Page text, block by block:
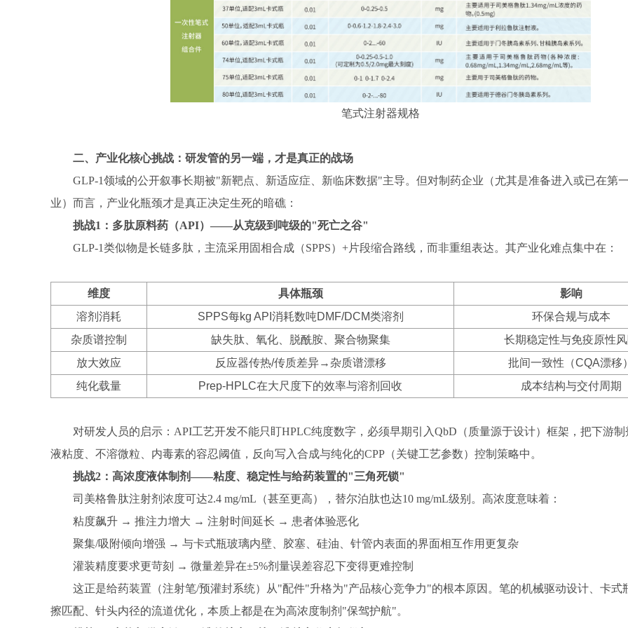
笔式注射器规格
二、产业化核心挑战：研发管的另一端，才是真正的战场
GLP-1领域的公开叙事长期被"新靶点、新适应症、新临床数据"主导。但对制药企业（尤其是准备进入或已在第
业）而言，产业化瓶颈才是真正决定生死的暗礁：
挑战1：多肽原料药（API）——从克级到吨级的"死亡之谷"
GLP-1类似物是长链多肽，主流采用固相合成（SPPS）+片段缩合路线，而非重组表达。其产业化难点集中在：
维度 具体瓶颈
影响
溶剂消耗
SPPS每kg API消耗数吨DMF/DCM类溶剂
环保合规与成本
杂质谱控制
缺失肽、氧化、脱酰胺、聚合物聚集
长期稳定性与免疫原性
放大效应
反应器传热/传质差异→杂质谱漂移
批间一致性（CQA漂移）
纯化载量
Prep-HPLC在大尺度下的效率与溶剂回收 成本结构与交付周期
对研发人员的启示： API工艺开发不能只盯HPLC纯度数字，必须早期引入QbD（质量源于设计）框架，把下游制
液粘度、不溶微粒、内毒素的容忍阈值，反向写入合成与纯化的CPP（关键工艺参数）控制策略中。
挑战2：高浓度液体制剂——粘度、稳定性与给药装置的"三角死锁"
司美格鲁肽注射剂浓度可达2.4 mg/mL（甚至更高），替尔泊肽也达10 mg/mL级别。高浓度意味着：
粘度飙升 → 推注力增大 → 注射时间延长 → 患者体验恶化
聚集/吸附倾向增强 → 与卡式瓶玻璃内壁、胶塞、硅油、针管内表面的界面相互作用更复杂
灌装精度要求更苛刻
→ 微量差异在±5%剂量误差容忍下变得更难控制
这正是给药装置（注射笔/预灌封系统）从"配件"升格为"产品核心竞争力"的根本原因。笔的机械驱动设计、卡式
擦匹配、针头内径的流道优化，本质上都是在为高浓度制剂"保驾护航"。